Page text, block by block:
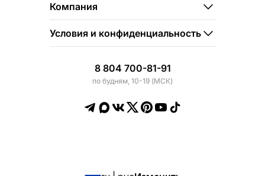
Компания
Условия и конфиденциальность
8 804 700-81-91
по будням, 10-19 (МСК)